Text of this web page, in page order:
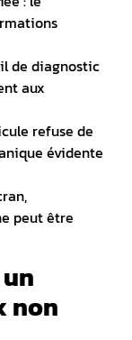
de diagnostic
aux
refuse de
évidente
peut être
non